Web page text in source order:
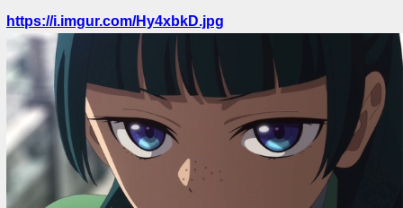
https://i.imgur.com/Hy4xbkD.jpg